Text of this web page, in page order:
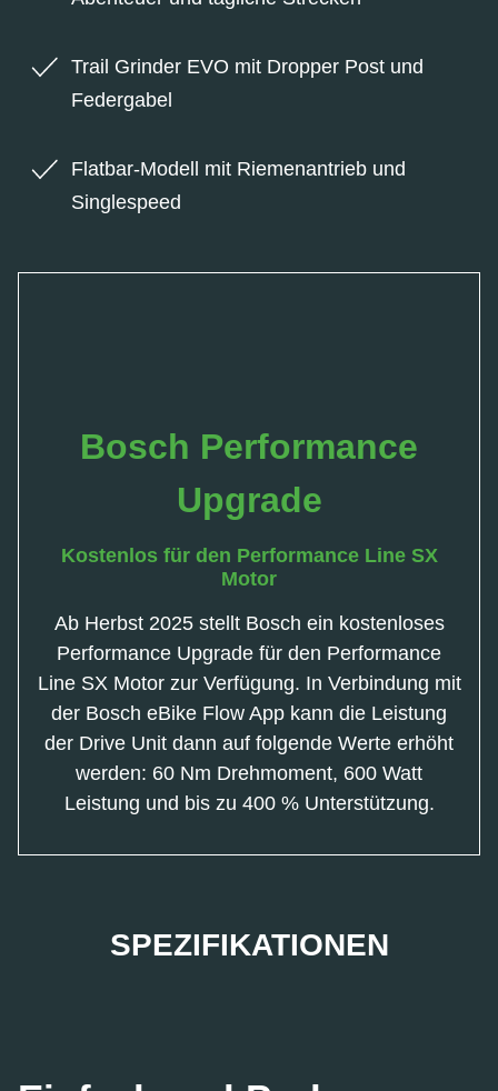
Trail Grinder EVO mit Dropper Post und
Federgabel
Flatbar-Modell mit Riemenantrieb und
Singlespeed
Bosch Performance
Upgrade
Kostenlos für den Performance Line SX
Motor
Ab Herbst 2025 stellt Bosch ein kostenloses
Performance Upgrade für den Performance
Line SX Motor zur Verfügung. In Verbindung mit
der Bosch eBike Flow App kann die Leistung
der Drive Unit dann auf folgende Werte erhöht
werden: 60 Nm Drehmoment, 600 Watt
Leistung und bis zu 400 % Unterstützung.
SPEZIFIKATIONEN